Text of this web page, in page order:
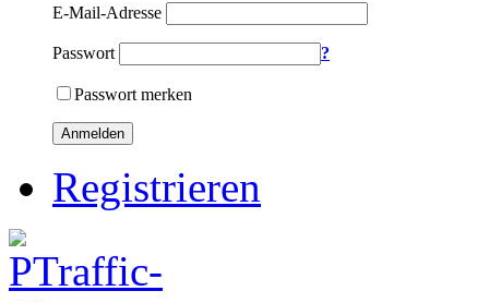
E-Mail-Adresse
Passwort ?
Passwort merken
Anmelden
Registrieren